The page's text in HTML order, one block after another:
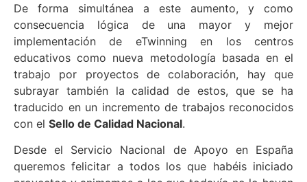
De forma simultánea a este aumento, y como
consecuencia lógica de una mayor y mejor
implementación de eTwinning en los centros
educativos como nueva metodología basada en el
trabajo por proyectos de colaboración, hay que
subrayar también la calidad de estos, que se ha
traducido en un incremento de trabajos reconocidos
con el Sello de Calidad Nacional.
Desde el Servicio Nacional de Apoyo en España
queremos felicitar a todos los que habéis iniciado